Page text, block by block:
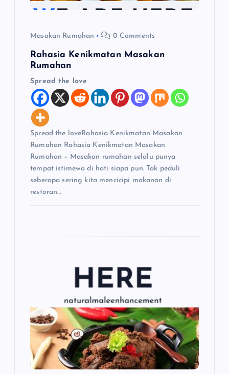
Masakan Rumahan 0 Comments
Rahasia Kenikmatan Masakan
Rumahan
Spread the love
Spread the loveRahasia Kenikmatan Masakan
Rumahan Rahasia Kenikmatan Masakan
Rumahan – Masakan rumahan selalu punya
tempat istimewa di hati siapa pun. Tak peduli
seberapa sering kita mencicipi makanan di
restoran…